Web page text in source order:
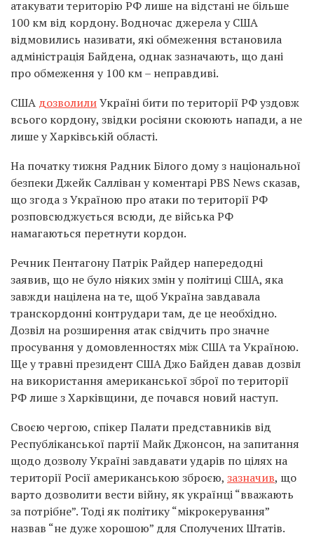
атакувати територію РФ лише на відстані не більше
100 км від кордону. Водночас джерела у США
відмовились називати, які обмеження встановила
адміністрація Байдена, однак зазначають, що дані
про обмеження у 100 км – неправдиві.
США дозволилиУкраїні бити по території РФ уздовж
всього кордону, звідки росіяни скоюють напади, а не
лише у Харківській області.
На початку тижня Радник Білого дому з національної
безпеки Джейк Салліван у коментарі PBS News сказав,
що згода з Україною про атаки по території РФ
розповсюджується всюди, де війська РФ
намагаються перетнути кордон.
Речник Пентагону Патрік Райдер напередодні
заявив, що не було ніяких змін у політиці США, яка
завжди націлена на те, щоб Україна завдавала
транскордонні контрудари там, де це необхідно.
Дозвіл на розширення атак свідчить про значне
просування у домовленностях між США та Україною.
Ще у травні президент США Джо Байден давав дозвіл
на використання американської зброї по території
РФ лише з Харківщини, де почався новий наступ.
Своєю чергою, спікер Палати представників від
Республіканської партії Майк Джонсон, на запитання
щодо дозволу Україні завдавати ударів по цілях на
території Росії американською зброєю, зазначив, що
варто дозволити вести війну, як українці “вважають
за потрібне”. Тоді як політику “мікрокерування”
назвав “не дуже хорошою” для Сполучених Штатів.